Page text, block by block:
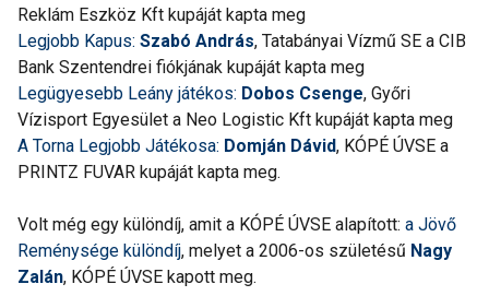
Reklám Eszköz Kft kupáját kapta meg
Legjobb Kapus: Szabó András, Tatabányai Vízmű SE a CIB
Bank Szentendrei fiókjának kupáját kapta meg
Legügyesebb Leány játékos: Dobos Csenge, Győri
Vízisport Egyesület a Neo Logistic Kft kupáját kapta meg
A Torna Legjobb Játékosa: Domján Dávid, KÓPÉ ÚVSE a
PRINTZ FUVAR kupáját kapta meg.
Volt még egy különdíj, amit a KÓPÉ ÚVSE alapított: a Jövő
Reménysége különdíj, melyet a 2006-os születésű Nagy
Zalán, KÓPÉ ÚVSE kapott meg.